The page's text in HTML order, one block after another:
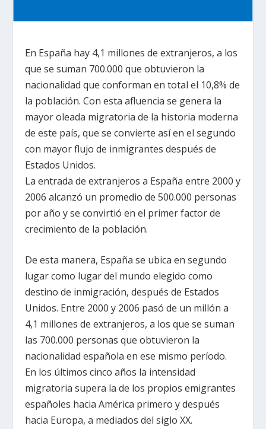
En España hay 4,1 millones de extranjeros, a los
que se suman 700.000 que obtuvieron la
nacionalidad que conforman en total el 10,8% de
la población. Con esta afluencia se genera la
mayor oleada migratoria de la historia moderna
de este país, que se convierte así en el segundo
con mayor flujo de inmigrantes después de
Estados Unidos.
La entrada de extranjeros a España entre 2000 y
2006 alcanzó un promedio de 500.000 personas
por año y se convirtió en el primer factor de
crecimiento de la población.
De esta manera, España se ubica ensegundo
lugarcomo lugar del mundo elegido como
destino de inmigración, después de Estados
Unidos. Entre 2000 y 2006 pasó de un millón a
4,1 millones de extranjeros, a los que se suman
las 700.000 personas que obtuvieron la
nacionalidad española en ese mismo período.
En los últimos cinco años la intensidad
migratoria supera la de los propios emigrantes
españoles hacia América primero y después
hacia Europa, a mediados del siglo XX.